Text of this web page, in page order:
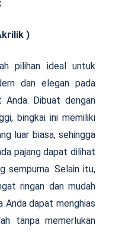
)
pilihan ideal untuk
dan elegan pada
Dibuat dengan
bingkai ini memiliki
luar biasa, sehingga
pajang dapat dilihat
sempurna. Selain itu,
ringan dan mudah
Anda dapat menghias
tanpa memerlukan